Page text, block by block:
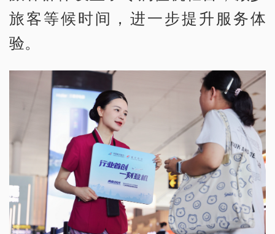
旅客等候时间，进一步提升服务体
验。